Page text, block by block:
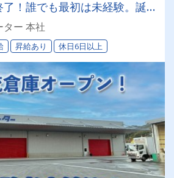
！誰でも最初は未経験。誕生
‼ 永年勤続表彰あ
金一封をお渡し‼）
ー 本社
昇給あり 休日6日以上